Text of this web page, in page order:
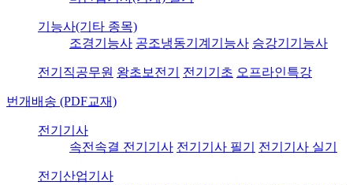
기능사(기타 종목)
조경기능사 공조냉동기계기능사 승강기기능사
전기직공무원 왕초보전기 전기기초 오프라인특강
번개배송 (PDF교재)
전기기사
속전속결 전기기사 전기기사 필기 전기기사 실기
전기산업기사